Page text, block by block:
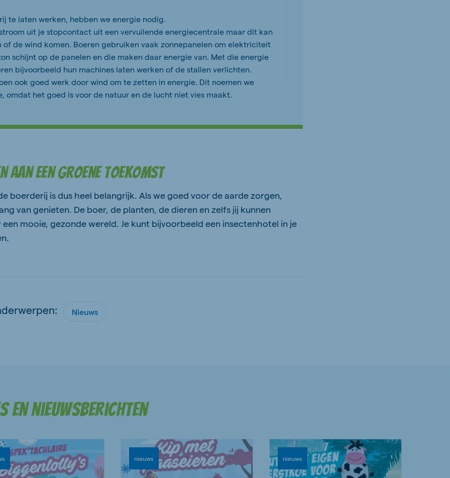
te laten werken, hebben we energie nodig.
uit je stopcontact uit een vervuilende energiecentrale maar dit kan
of de wind komen. Boeren gebruiken vaak zonnepanelen om elektriciteit
schijnt op de panelen en die maken daar energie van. Met die energie
bijvoorbeeld hun machines laten werken of de stallen verlichten.
ook goed werk door wind om te zetten in energie. Dit noemen we
omdat het goed is voor de natuur en de lucht niet vies maakt.
aan een Groene Toekomst
boerderij is dus heel belangrijk. Als we goed voor de aarde zorgen,
van genieten. De boer, de planten, de dieren en zelfs jij kunnen
mooie, gezonde wereld. Je kunt bijvoorbeeld een insectenhotel in je
Nieuws
en nieuwsberichten
nieuws nieuws